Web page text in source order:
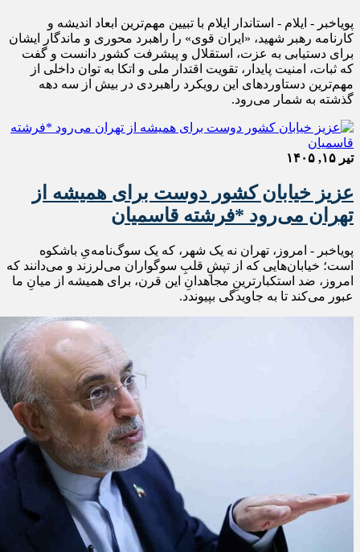
پویاخبر - ایلام - استاندار ایلام با تبیین مهم‌ترین ابعاد اندیشه و
کارنامه رهبر شهید، «ایران قوی» را راهبرد محوری و ماندگار ایشان
برای دستیابی به عزت، استقلال و پیشرفت کشور دانست و گفت
که ثبات، امنیت پایدار، تقویت اقتدار ملی و اتکا به توان داخلی از
مهم‌ترین دستاوردهای این رویکرد راهبردی در بیش از سه دهه
گذشته به شمار می‌رود.
تیر ۱۵, ۱۴۰۵
عزیز خیابان کشور دوست برای همیشه از
تهران می‌‌رود *فرشته قاسمیان
پویاخبر - امروز، تهران نه یک شهر، که یک سوگ‌نامه‌یِ باشکوه
است؛ خیابان‌هایی که از تپشِ قلبِ سوگواران می‌لرزند و می‌دانند که
امروز، ضد استکبارترینِ مجاهدانِ این قرن، برای همیشه از میانِ ما
عبور می‌کند تا به جاویدگی بپیوندد.